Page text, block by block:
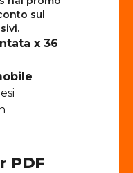
sul
x 36
PDF